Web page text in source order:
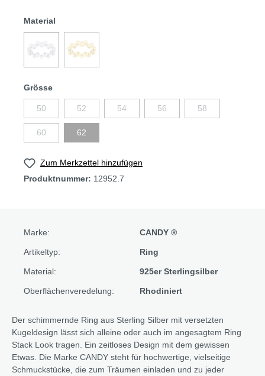
Material
Grösse
50 52 54 56 58
60 62
Zum Merkzettel hinzufügen
Produktnummer: 12952.7
Marke: CANDY ®
Artikeltyp: Ring
Material: 925er Sterlingsilber
Oberflächenveredelung: Rhodiniert
Der schimmernde Ring aus Sterling Silber mit versetzten
Kugeldesign lässt sich alleine oder auch im angesagtem Ring
Stack Look tragen. Ein zeitloses Design mit dem gewissen
Etwas. Die Marke CANDY steht für hochwertige, vielseitige
Schmuckstücke, die zum Träumen einladen und zu jeder